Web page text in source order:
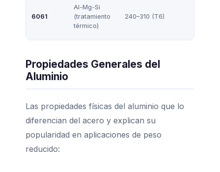
6061
Al-Mg-Si
(tratamiento
térmico)
240–310 (T6)
Propiedades Generales del
Aluminio
Las propiedades físicas del aluminio que lo
diferencian del acero y explican su
popularidad en aplicaciones de peso
reducido: